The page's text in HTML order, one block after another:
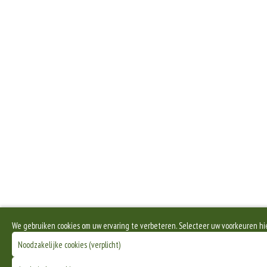
We gebruiken cookies om uw ervaring te verbeteren. Selecteer uw voorkeuren
Noodzakelijke cookies (verplicht)